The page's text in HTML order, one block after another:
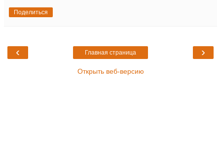
Поделиться
‹ ›
Главная страница
Открыть веб-версию